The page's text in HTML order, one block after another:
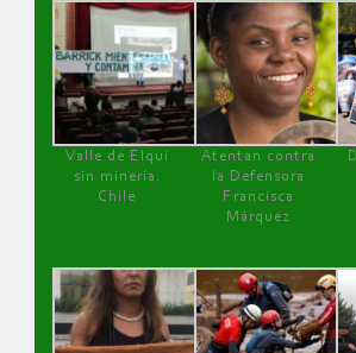
Valle de Elqui
sin minería.
Chile
Atentan contra
la Defensora
Francisca
Márquez